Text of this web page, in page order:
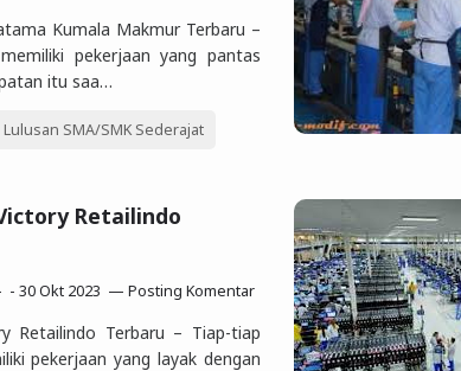
Kumala Makmur Terbaru –
pekerjaan yang pantas
itu saa…
Lulusan SMA/SMK Sederajat
Retailindo
- 30 Okt 2023 Posting Komentar
Retailindo Terbaru – Tiap-tiap
pekerjaan yang layak dengan